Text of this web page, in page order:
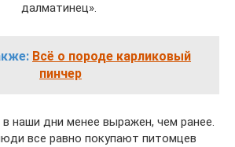
далматинец».
Всё о породе карликовый
пинчер
наши дни менее выражен, чем ранее.
все равно покупают питомцев